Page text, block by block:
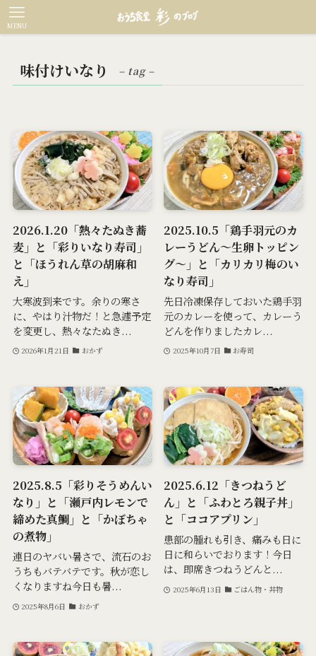
MENU
味付けいなり – tag –
2026.1.20「熱々たぬき蕎
麦」と「彩りいなり寿司」
と「ほうれん草の胡麻和
え」
大寒波到来です。余りの寒さ
に、やはり汁物だ！と急遽予定
を変更し、熱々なたぬき...
2026年1月21日 おかず
2025.10.5「鶏手羽元のカ
レーうどん～生卵トッピン
グ～」と「カリカリ梅のい
なり寿司」
先日冷凍保存しておいた鶏手羽
元のカレーを使って、カレーう
どんを作りましたカレ...
2025年10月7日 お寿司
2025.8.5「彩りそうめんい
なり」と「瀬戸内レモンで
締めた真鯛」と「かぼちゃ
の煮物」
連日のヤバい暑さで、流石のお
うちもバテバテです。秋が恋し
くなりますね今日も暑...
2025年8月6日 おかず
2025.6.12「きつねうど
ん」と「ふわとろ親子丼」
と「ココアプリン」
患部の腫れも引き、痛みも日に
日に和らいでおります！今日
は、即席きつねうどんと...
2025年6月13日 ごはん物・丼物